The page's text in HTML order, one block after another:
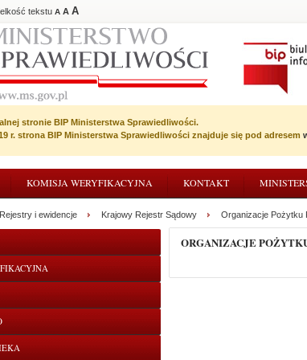
tekstu A A A
stronie BIP Ministerstwa Sprawiedliwości.
r. strona BIP Ministerstwa Sprawiedliwości znajduje się pod adresem
KOMISJA WERYFIKACYJNA KONTAKT
Rejestry i ewidencje Krajowy Rejestr Sądowy Organizacje Pożytku
ORGANIZACJE